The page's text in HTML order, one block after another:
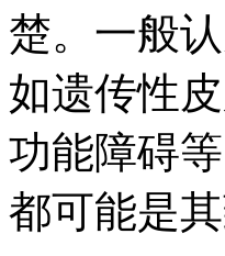
楚。一般
如遗传性
功能障碍
都可能是